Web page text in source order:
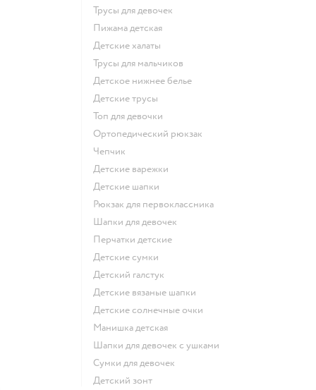
Трусы для девочек
Пижама детская
Детские халаты
Трусы для мальчиков
Детское нижнее белье
Детские трусы
Топ для девочки
Ортопедический рюкзак
Чепчик
Детские варежки
Детские шапки
Рюкзак для первоклассника
Шапки для девочек
Перчатки детские
Детские сумки
Детский галстук
Детские вязаные шапки
Детские солнечные очки
Манишка детская
Шапки для девочек с ушками
Сумки для девочек
Детский зонт